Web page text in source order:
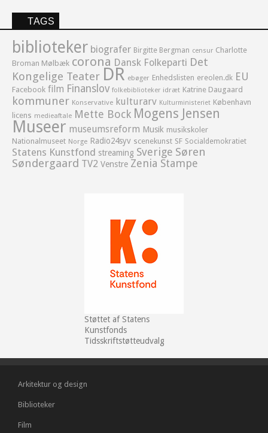
TAGS
biblioteker biografer Birgitte Bergman censur Charlotte
Broman Mølbæk corona Dansk Folkeparti Det
Kongelige Teater DR ebøger Enhedslisten ereolen.dk EU
Facebook film Finanslov folkebiblioteker idræt Katrine Daugaard
kommuner Konservative kulturarv Kulturministeriet København
licens medieaftale Mette Bock Mogens Jensen
Museer museumsreform Musik musikskoler
Nationalmuseet Norge Radio24syv scenekunst SF Socialdemokratiet
Statens Kunstfond streaming Sverige Søren
Søndergaard TV2 Venstre Zenia Stampe
Støttet af Statens
Kunstfonds
Tidsskriftstøtteudvalg
Arkitektur og design
Biblioteker
Film